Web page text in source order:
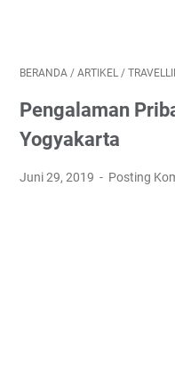
BERANDA / ARTIKEL /
Pengalaman
Yogyakarta
Juni 29, 2019 Posting